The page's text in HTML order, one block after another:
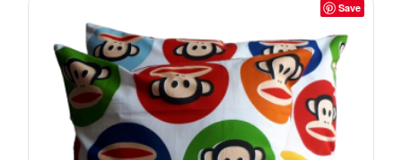
Save